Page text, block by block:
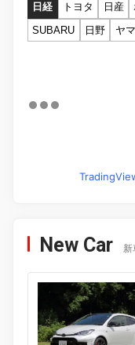
日経 トヨタ 日産
SUBARU
日野 ヤ
New Car 新